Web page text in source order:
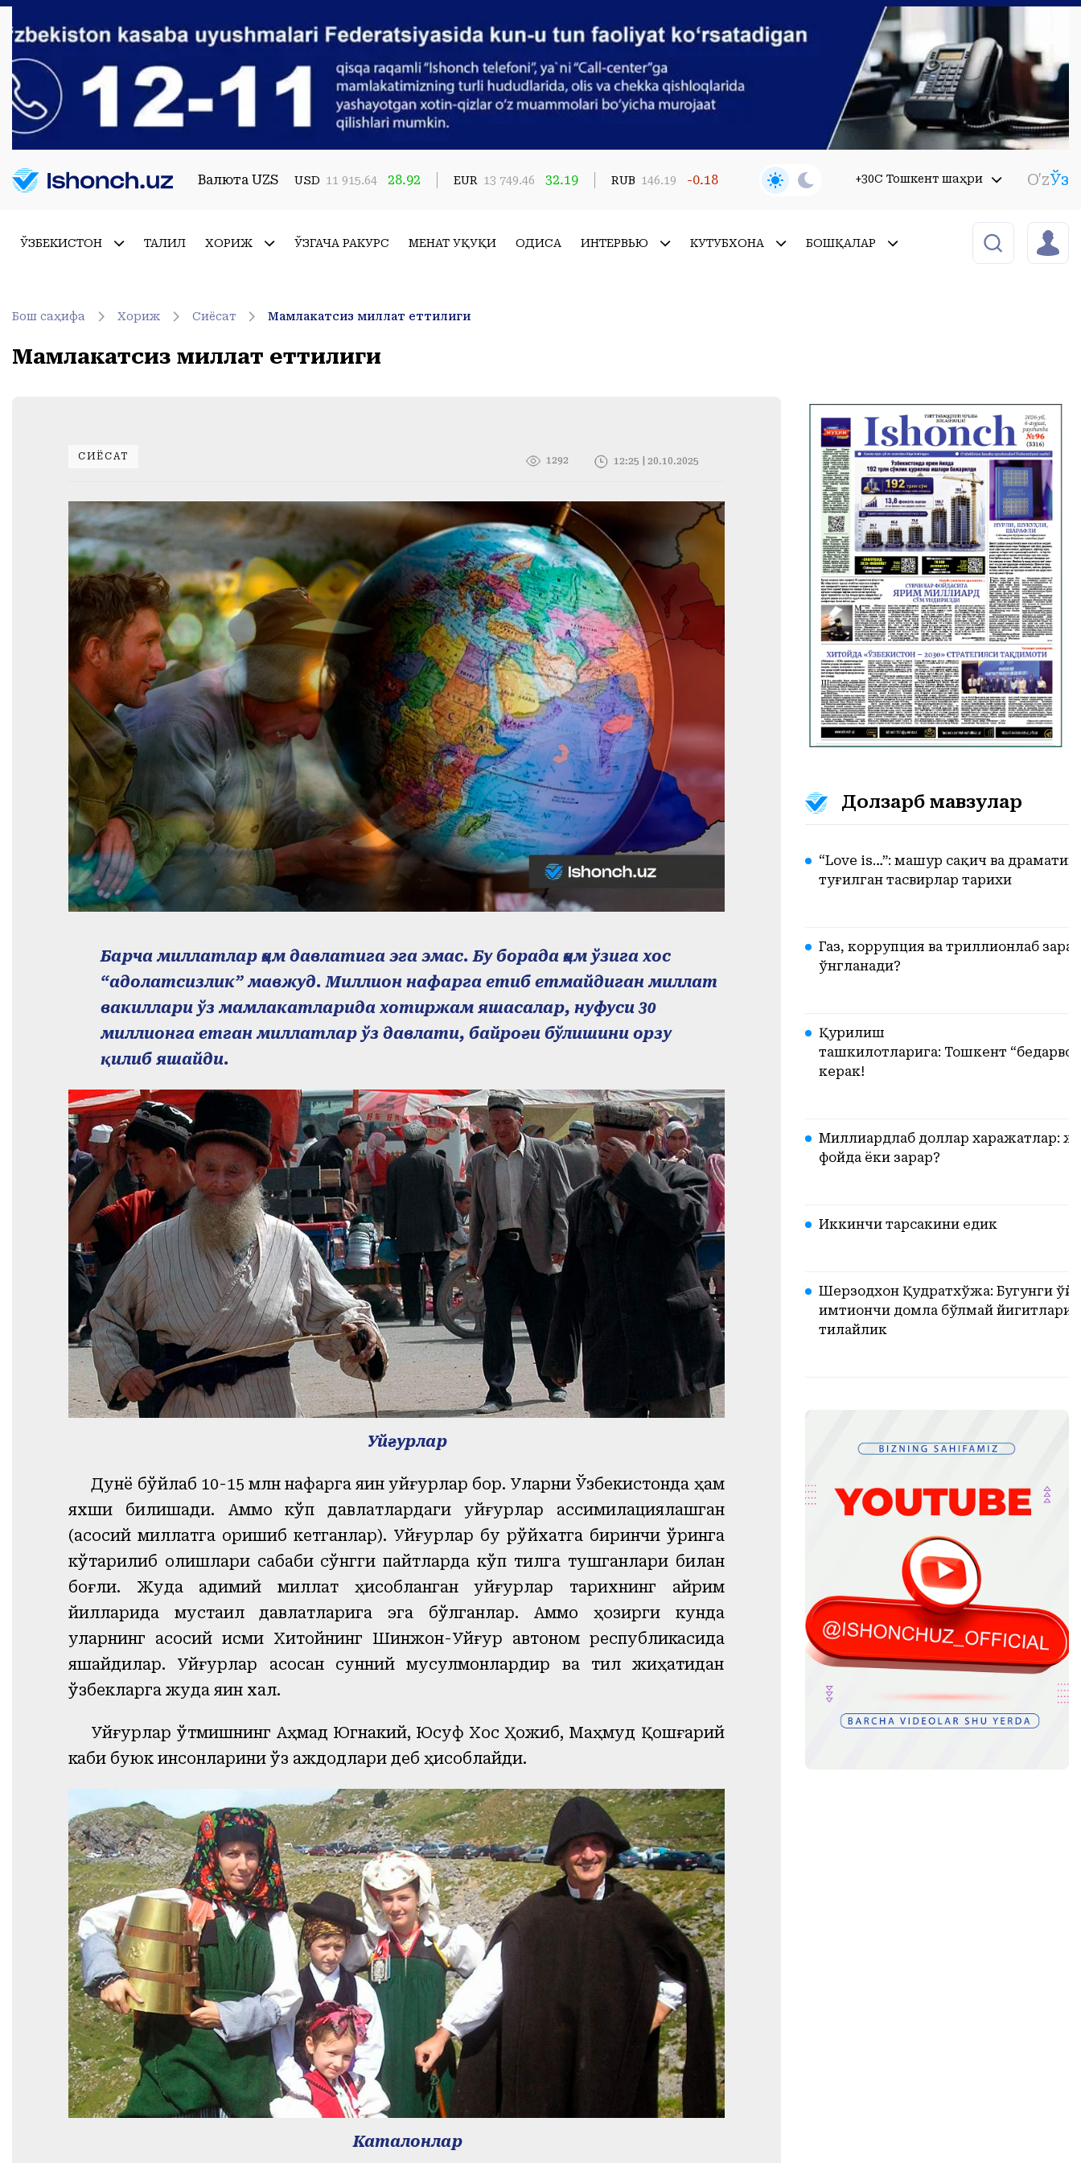
Валюта UZS USD 11 915.64 28.92 EUR 13 749.46 32.19 RUB 146.19 -0.18 +30C Тошкент шаҳри O'zЎз
ЎЗБЕКИСТОН ТАҲЛИЛ ХОРИЖ ЎЗГАЧА РАКУРС МЕҲНАТ ҲУҚУҚИ ҲОДИСА ИНТЕРВЬЮ КУТУБХОНА БОШҚАЛАР
Бош саҳифа Хориж Сиёсат Мамлакатсиз миллат еттилиги
Мамлакатсиз миллат еттилиги
СИЁСАТ 1292 12:25 | 20.10.2025
Барча миллатлар ҳам давлатига эга эмас. Бу борада ҳам ўзига хос
“адолатсизлик” мавжуд. Миллион нафарга етиб етмайдиган миллат
вакиллари ўз мамлакатларида хотиржам яшасалар, нуфуси 30
миллионга етган миллатлар ўз давлати, байроғи бўлишини орзу
қилиб яшайди.
Уйғурлар
Дунё бўйлаб 10-15 млн нафарга яқин уйғурлар бор. Уларни Ўзбекистонда ҳам
яхши билишади. Аммо кўп давлатлардаги уйғурлар ассимилациялашган
(асосий миллатга қоришиб кетганлар). Уйғурлар бу рўйхатга биринчи ўринга
кўтарилиб қолишлари сабаби сўнгги пайтларда кўп тилга тушганлари билан
боғлиқ. Жуда қадимий миллат ҳисобланган уйғурлар тарихнинг айрим
йилларида мустақил давлатларига эга бўлганлар. Аммо ҳозирги кунда
уларнинг асосий қисми Хитойнинг Шинжон-Уйғур автоном республикасида
яшайдилар. Уйғурлар асосан сунний мусулмонлардир ва тил жиҳатидан
ўзбекларга жуда яқин халқ.
Уйғурлар ўтмишнинг Аҳмад Югнакий, Юсуф Хос Ҳожиб, Маҳмуд Қошғарий
каби буюк инсонларини ўз аждодлари деб ҳисоблайди.
Каталонлар
Долзарб мавзулар
“Love is…”: машҳур сақич ва драматик
туғилган тасвирлар тарихи
Газ, коррупция ва триллионлаб
ўнгланади?
Қурилиш
ташкилотларига: Тошкент
керак!
Миллиардлаб доллар харажатлар:
фойда ёки зарар?
Иккинчи тарсакини едик
Шерзодхон Қудратхўжа: Бугунги
имтиҳончи домла бўлмай
тилайлик